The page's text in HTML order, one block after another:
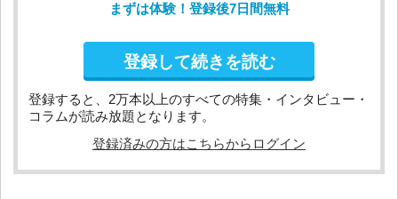
まずは体験！登録後7日間無料
登録して続きを読む
登録すると、2万本以上のすべての特集・インタビュー・
コラムが読み放題となります。
登録済みの方はこちらからログイン